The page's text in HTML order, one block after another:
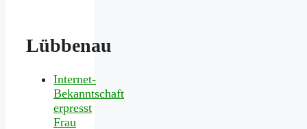
Lübbenau
Internet-
Bekanntschaft
erpresst
Frau